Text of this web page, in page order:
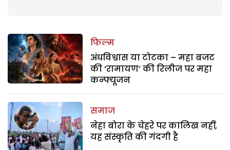
फिल्म
अंधविश्वास या टोटका – महा बजट
की ‘रामायण’ की रिलीज पर महा
कन्फ्यूजन
समाज
नेहा बोरा के चेहरे पर कालिख नहीं,
यह संस्कृति की गंदगी है